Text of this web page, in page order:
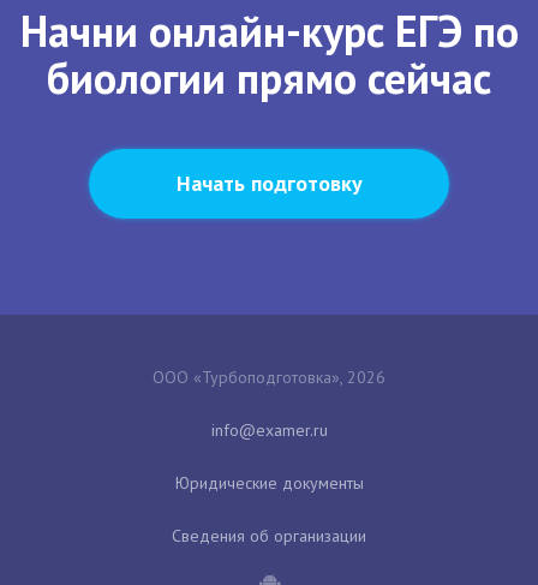
Начни онлайн-курс ЕГЭ по
биологии прямо сейчас
Начать подготовку
ООО «Турбоподготовка», 2026
Юридические документы
Сведения об организации